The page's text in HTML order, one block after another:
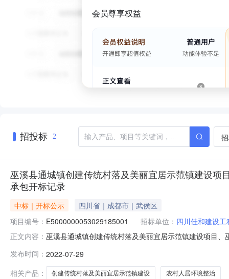
会员尊享权益
招投标 2
巫溪县通城镇创建传统村落及美丽宜居示范镇建设
承包开标记录
中标｜开标公示
四川省｜成都市｜武侯区
项目编号： E5000000053029185001 招标单位： 四川佳和建设
正文内容： 巫溪县通城镇创建传统村落及美丽宜居示范镇建设项目
睿;报价:93149775.90元/%;工期:符合招标文件的要求日
发布时间： 2022-07-29
相关产品：
创建传统村落及美丽宜居示范镇建设 农村人居环境整治